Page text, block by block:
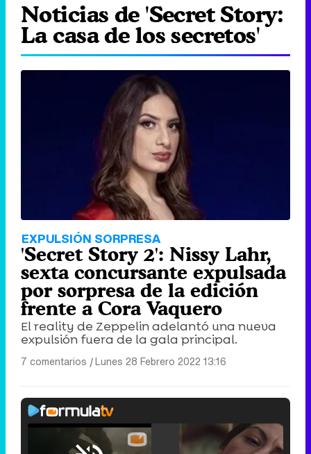
Noticias de 'Secret Story:
La casa de los secretos'
EXPULSIÓN SORPRESA
'Secret Story 2': Nissy Lahr,
sexta concursante expulsada
por sorpresa de la edición
frente a Cora Vaquero
El reality de Zeppelin adelantó una nueva
expulsión fuera de la gala principal.
7 comentarios |Lunes 28 Febrero 2022 13:16